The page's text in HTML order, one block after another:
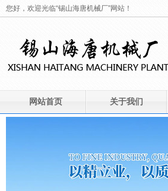
您好，欢迎光临“锡山海唐机械厂”网站！
网站首页 关于我们